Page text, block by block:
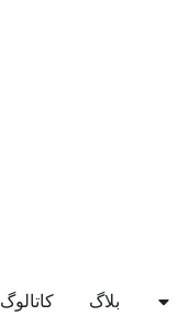
بلاگ کاتالوگ